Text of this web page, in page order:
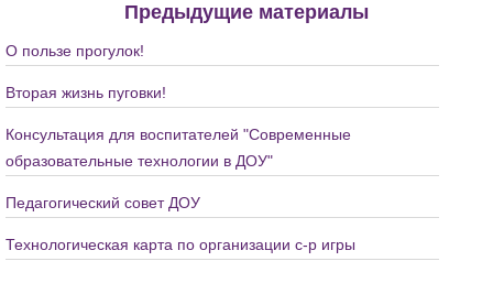
Предыдущие материалы
О пользе прогулок!
Вторая жизнь пуговки!
Консультация для воспитателей "Современные
образовательные технологии в ДОУ"
Педагогический совет ДОУ
Технологическая карта по организации с-р игры